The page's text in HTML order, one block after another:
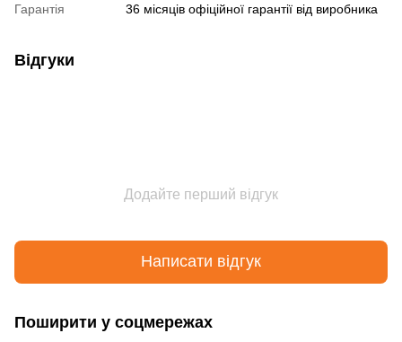
Гарантія 36 місяців офіційної гарантії від виробника
Відгуки
Додайте перший відгук
Написати відгук
Поширити у соцмережах